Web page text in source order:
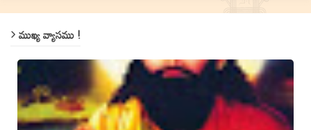
ముఖ్య వ్యాసము !